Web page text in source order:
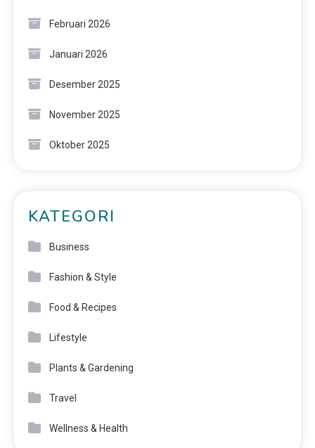
Februari 2026
Januari 2026
Desember 2025
November 2025
Oktober 2025
KATEGORI
Business
Fashion & Style
Food & Recipes
Lifestyle
Plants & Gardening
Travel
Wellness & Health